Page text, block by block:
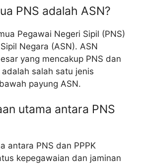
PNS adalah ASN?
Pegawai Negeri Sipil (PNS)
Negara (ASN). ASN
yang mencakup PNS dan
adalah salah satu jenis
payung ASN.
utama antara PNS
antara PNS dan PPPK
kepegawaian dan jaminan